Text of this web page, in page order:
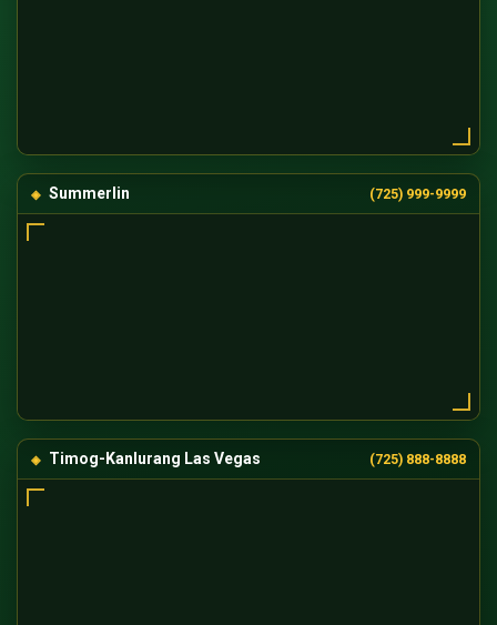
Summerlin (725) 999-9999
Timog-Kanlurang Las Vegas (725) 888-8888